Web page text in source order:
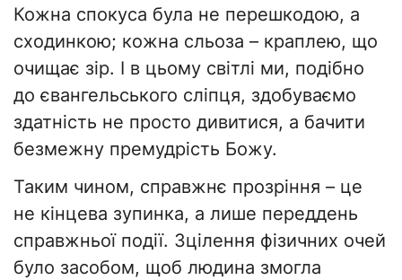
Кожна спокуса була не перешкодою, а
сходинкою; кожна сльоза – краплею, що
очищає зір. І в цьому світлі ми, подібно
до євангельського сліпця, здобуваємо
здатність не просто дивитися, а бачити
безмежну премудрість Божу.
​Таким чином, справжнє прозріння – це
не кінцева зупинка, а лише переддень
справжньої події. Зцілення фізичних очей
було засобом, щоб людина змогла